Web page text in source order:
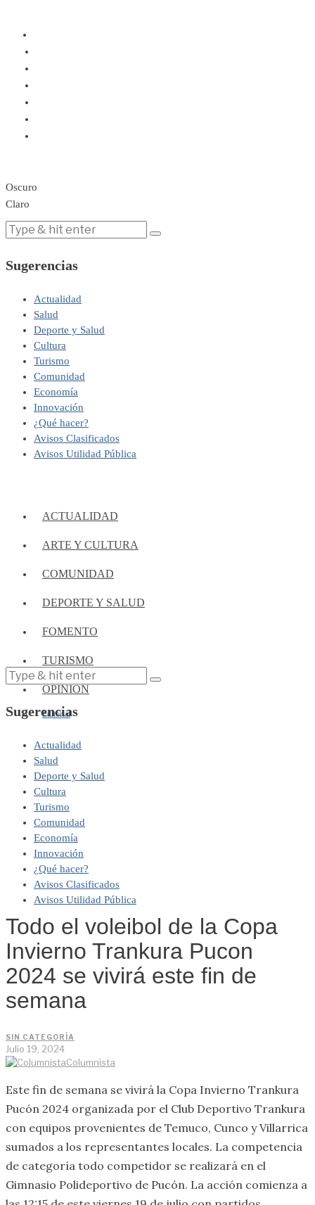
Oscuro
Claro
Sugerencias
Actualidad
Salud
Deporte y Salud
Cultura
Turismo
Comunidad
Economía
Innovación
¿Qué hacer?
Avisos Clasificados
Avisos Utilidad Pública
ACTUALIDAD
ARTE Y CULTURA
COMUNIDAD
DEPORTE Y SALUD
FOMENTO
TURISMO
OPINIÓN
Editorial
Sugerencias
Actualidad
Salud
Deporte y Salud
Cultura
Turismo
Comunidad
Economía
Innovación
¿Qué hacer?
Avisos Clasificados
Avisos Utilidad Pública
Todo el voleibol de la Copa
Invierno Trankura Pucon
2024 se vivirá este fin de
semana
SIN CATEGORÍA
Julio 19, 2024
Columnista
Este fin de semana se vivirá la Copa Invierno Trankura
Pucón 2024 organizada por el Club Deportivo Trankura
con equipos provenientes de Temuco, Cunco y Villarrica
sumados a los representantes locales. La competencia
de categoría todo competidor se realizará en el
Gimnasio Polideportivo de Pucón. La acción comienza a